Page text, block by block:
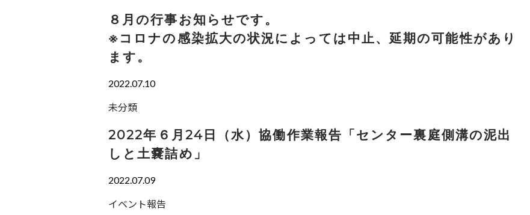
８月の行事お知らせです。
※コロナの感染拡大の状況によっては中止、延期の可能性があり
ます。
2022.07.10
未分類
2022年６月24日（水）協働作業報告「センター裏庭側溝の泥出
しと土嚢詰め」
2022.07.09
イベント報告